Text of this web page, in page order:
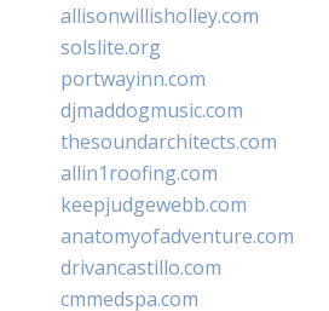
allisonwillisholley.com
solslite.org
portwayinn.com
djmaddogmusic.com
thesoundarchitects.com
allin1roofing.com
keepjudgewebb.com
anatomyofadventure.com
drivancastillo.com
cmmedspa.com